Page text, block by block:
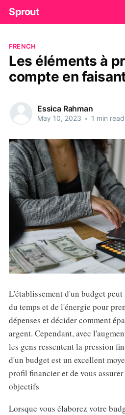
Sprout
FRENCH
Les éléments à
compte en
Essica Rahman
May 10, 2023 • 1 min read
L'établissement d'un budget
du temps et de l'énergie pour
dépenses et décider comment
argent. Cependant, avec
les gens ressentent la pression
d'un budget est un excellent
profil financier et de vous
objectifs
Lorsque vous élaborez votre